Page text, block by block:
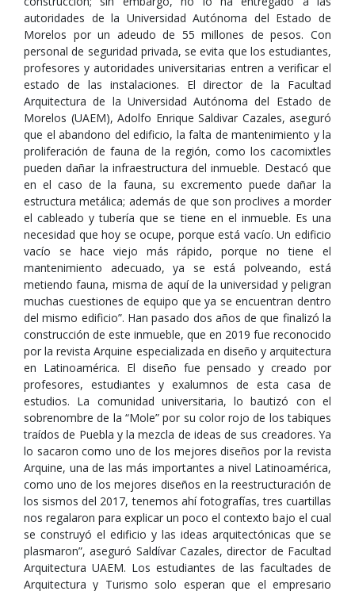
autoridades de la Universidad Autónoma del Estado de
Morelos por un adeudo de 55 millones de pesos. Con
personal de seguridad privada, se evita que los estudiantes,
profesores y autoridades universitarias entren a verificar el
estado de las instalaciones. El director de la Facultad
Arquitectura de la Universidad Autónoma del Estado de
Morelos (UAEM), Adolfo Enrique Saldivar Cazales, aseguró
que el abandono del edificio, la falta de mantenimiento y la
proliferación de fauna de la región, como los cacomixtles
pueden dañar la infraestructura del inmueble. Destacó que
en el caso de la fauna, su excremento puede dañar la
estructura metálica; además de que son proclives a morder
el cableado y tubería que se tiene en el inmueble. Es una
necesidad que hoy se ocupe, porque está vacío. Un edificio
vacío se hace viejo más rápido, porque no tiene el
mantenimiento adecuado, ya se está polveando, está
metiendo fauna, misma de aquí de la universidad y peligran
muchas cuestiones de equipo que ya se encuentran dentro
del mismo edificio”. Han pasado dos años de que finalizó la
construcción de este inmueble, que en 2019 fue reconocido
por la revista Arquine especializada en diseño y arquitectura
en Latinoamérica. El diseño fue pensado y creado por
profesores, estudiantes y exalumnos de esta casa de
estudios. La comunidad universitaria, lo bautizó con el
sobrenombre de la “Mole” por su color rojo de los tabiques
traídos de Puebla y la mezcla de ideas de sus creadores. Ya
lo sacaron como uno de los mejores diseños por la revista
Arquine, una de las más importantes a nivel Latinoamérica,
como uno de los mejores diseños en la reestructuración de
los sismos del 2017, tenemos ahí fotografías, tres cuartillas
nos regalaron para explicar un poco el contexto bajo el cual
se construyó el edificio y las ideas arquitectónicas que se
plasmaron”, aseguró Saldívar Cazales, director de Facultad
Arquitectura UAEM. Los estudiantes de las facultades de
Arquitectura y Turismo solo esperan que el empresario